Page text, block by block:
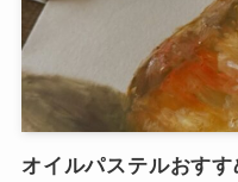
オイルパステルおす